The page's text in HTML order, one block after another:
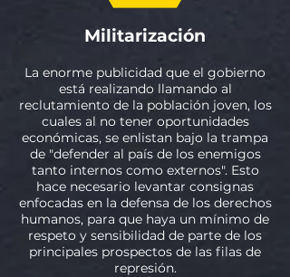
Militarización
La enorme publicidad que el gobierno
está realizando llamando al
reclutamiento de la población joven, los
cuales al no tener oportunidades
económicas, se enlistan bajo la trampa
de "defender al país de los enemigos
tanto internos como externos". Esto
hace necesario levantar consignas
enfocadas en la defensa de los derechos
humanos, para que haya un mínimo de
respeto y sensibilidad de parte de los
principales prospectos de las filas de
represión.